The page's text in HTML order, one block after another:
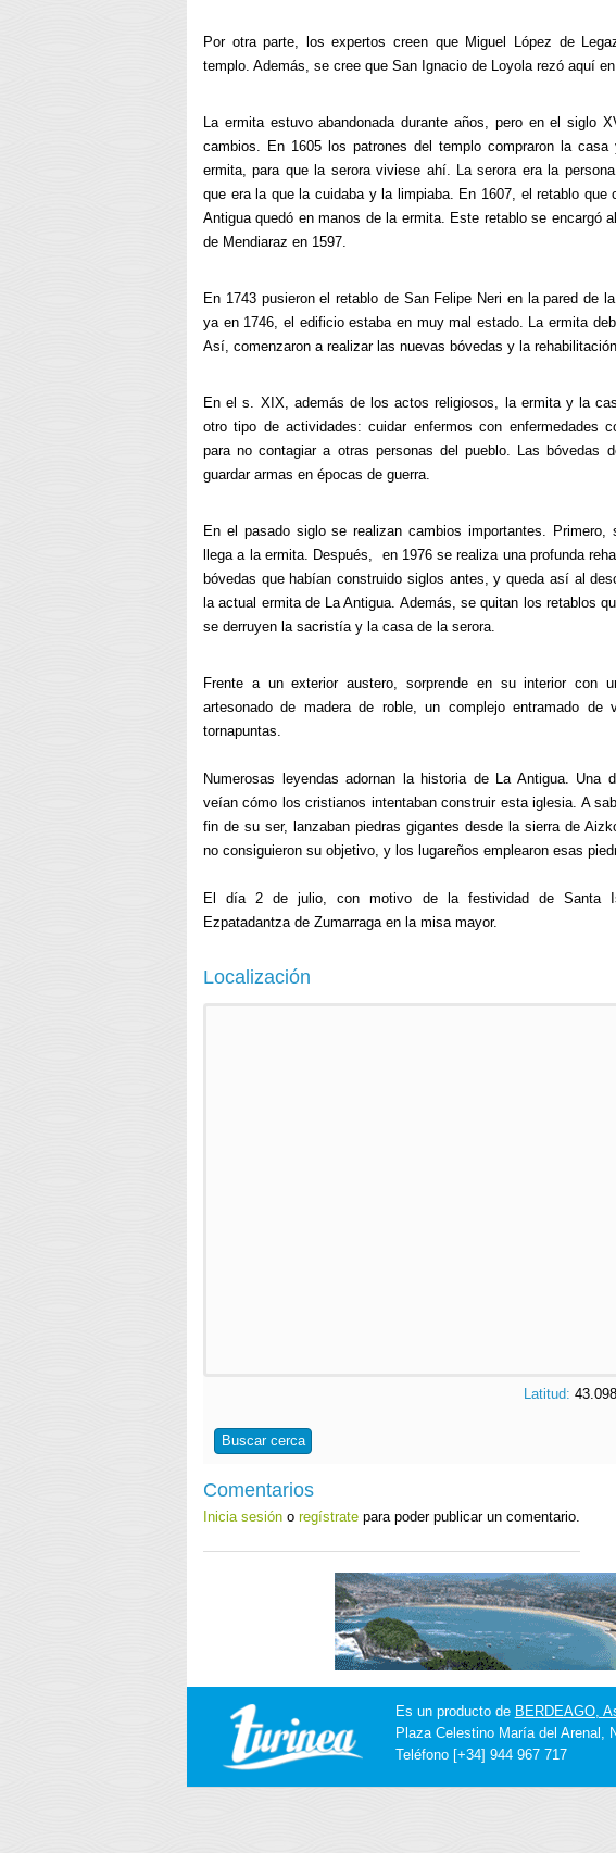
Por otra parte, los expertos creen que Miguel López de
templo. Además, se cree que San Ignacio de Loyola rezó aquí
La ermita estuvo abandonada durante años, pero en el siglo
cambios. En 1605 los patrones del templo compraron la
ermita, para que la serora viviese ahí. La serora era la
que era la que la cuidaba y la limpiaba. En 1607, el retablo que
Antigua quedó en manos de la ermita. Este retablo se encargó
de Mendiaraz en 1597.
En 1743 pusieron el retablo de San Felipe Neri en la pared de
ya en 1746, el edificio estaba en muy mal estado. La ermita
Así, comenzaron a realizar las nuevas bóvedas y la
En el s. XIX, además de los actos religiosos, la ermita y la
otro tipo de actividades: cuidar enfermos con enfermedades
para no contagiar a otras personas del pueblo. Las bóvedas
guardar armas en épocas de guerra.
En el pasado siglo se realizan cambios importantes. Primero,
llega a la ermita. Después, en 1976 se realiza una profunda
bóvedas que habían construido siglos antes, y queda así al
la actual ermita de La Antigua. Además, se quitan los retablos
se derruyen la sacristía y la casa de la serora.
Frente a un exterior austero, sorprende en su interior con
artesonado de madera de roble, un complejo entramado de
tornapuntas.
Numerosas leyendas adornan la historia de La Antigua. Una
veían cómo los cristianos intentaban construir esta iglesia. A
fin de su ser, lanzaban piedras gigantes desde la sierra de
no consiguieron su objetivo, y los lugareños emplearon esas
El día 2 de julio, con motivo de la festividad de Santa
Ezpatadantza de Zumarraga en la misa mayor.
Localización
Latitud:
Buscar cerca
Comentarios
Inicia sesión o regístrate para poder publicar un comentario.
Es un producto de BERDEAGO,
Plaza Celestino María del Arenal,
Teléfono [+34] 944 967 717